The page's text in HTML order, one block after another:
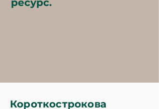
ресурс.
Короткострокова